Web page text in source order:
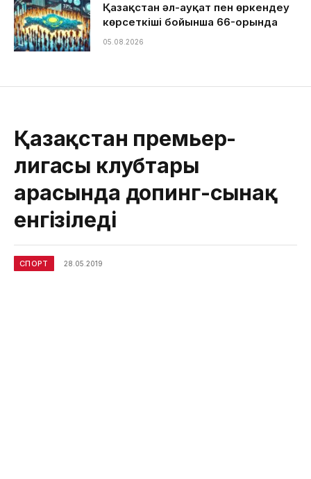
Қазақстан әл-ауқат пен өркендеу
көрсеткіші бойынша 66-орында
05.08.2026
Қазақстан премьер-
лигасы клубтары
арасында допинг-сынақ
енгізіледі
СПОРТ 28.05.2019